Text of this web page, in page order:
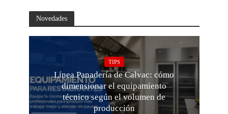
Novedades
TIPS
Línea Panadería de Calvac: cómo
dimensionar el equipamiento
técnico según el volumen de
producción